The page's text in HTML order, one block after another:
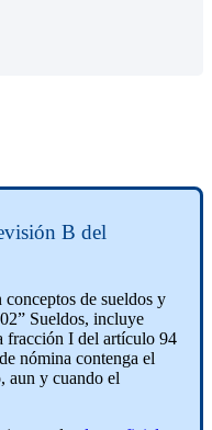
ón B del
conceptos de sueldos y
02” Sueldos, incluye
fracción I del artículo 94
de nómina contenga el
, aun y cuando el